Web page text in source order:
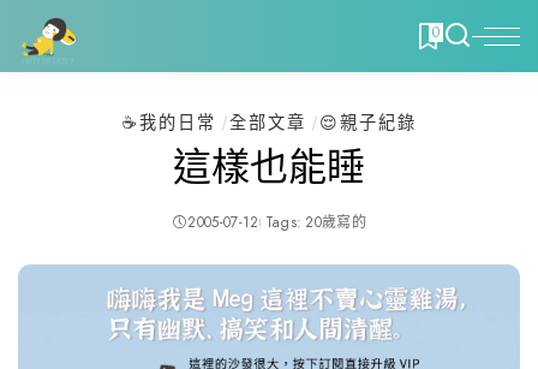
0
☕️我的日常 全部文章 😌親子紀錄
這樣也能睡
2005-07-12 Tags: 20歲寫的